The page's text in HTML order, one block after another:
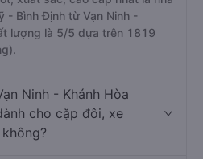
- Bình Định từ Vạn Ninh -
lượng là 5/5 dựa trên 1819
Ninh - Khánh Hòa
cho cặp đôi, xe